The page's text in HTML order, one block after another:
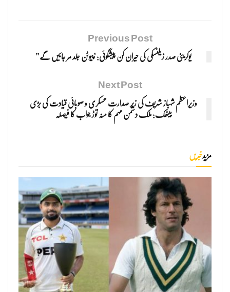
Previous Post
یوکرینی صدر زیلنسکی کی حیران کن پیشگوئی: "پیوٹن جلد مر جائیں گے”
Next Post
وزیراعظم شہباز شریف کی زیر صدارت عسکری و صوبائی قیادت کی بڑی
بیٹھک: ملک دشمن مہم کا منہ توڑ جواب کا فیصلہ
مزیدخبریں